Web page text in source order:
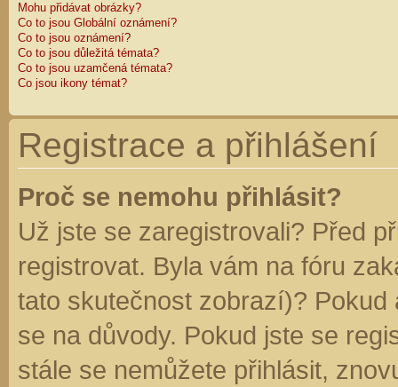
Mohu přidávat obrázky?
Co to jsou Globální oznámení?
Co to jsou oznámení?
Co to jsou důležitá témata?
Co to jsou uzamčená témata?
Co jsou ikony témat?
Registrace a přihlášení
Proč se nemohu přihlásit?
Už jste se zaregistrovali? Před
registrovat. Byla vám na fóru
tato skutečnost zobrazí)?
se na důvody. Pokud jste se
stále se nemůžete přihlásit,